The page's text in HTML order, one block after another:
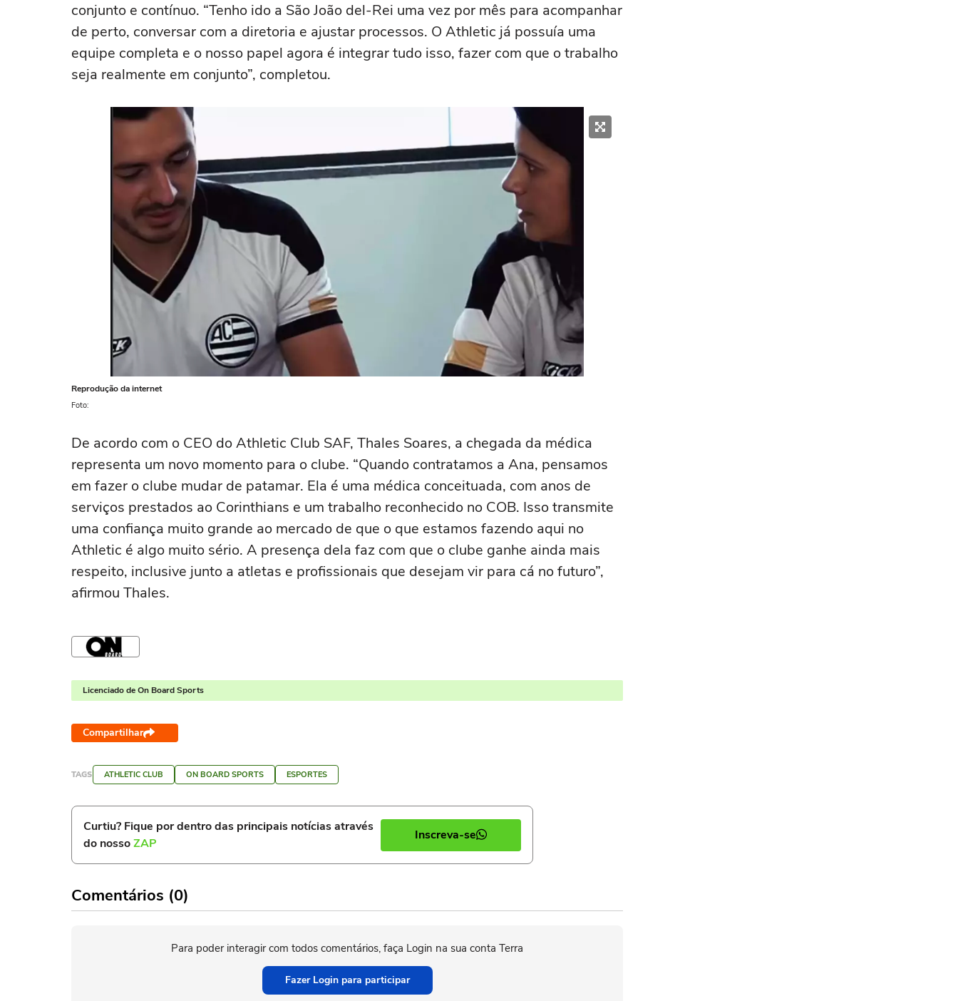
conjunto e contínuo. “Tenho ido a São João del-Rei uma vez por mês para acompanhar
de perto, conversar com a diretoria e ajustar processos. O Athletic já possuía uma
equipe completa e o nosso papel agora é integrar tudo isso, fazer com que o trabalho
seja realmente em conjunto”, completou.
Reprodução da internet
Foto:
De acordo com o CEO do Athletic Club SAF, Thales Soares, a chegada da médica
representa um novo momento para o clube. “Quando contratamos a Ana, pensamos
em fazer o clube mudar de patamar. Ela é uma médica conceituada, com anos de
serviços prestados ao Corinthians e um trabalho reconhecido no COB. Isso transmite
uma confiança muito grande ao mercado de que o que estamos fazendo aqui no
Athletic é algo muito sério. A presença dela faz com que o clube ganhe ainda mais
respeito, inclusive junto a atletas e profissionais que desejam vir para cá no futuro”,
afirmou Thales.
Licenciado de On Board Sports
Compartilhar
TAGS ATHLETIC CLUB ON BOARD SPORTS ESPORTES
Curtiu? Fique por dentro das principais notícias através
do nossoZAP
Inscreva-se
Comentários (0)
Para poder interagir com todos comentários, faça Login na sua conta Terra
Fazer Login para participar